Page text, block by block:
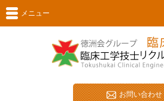
メニュー
お問い合わせ